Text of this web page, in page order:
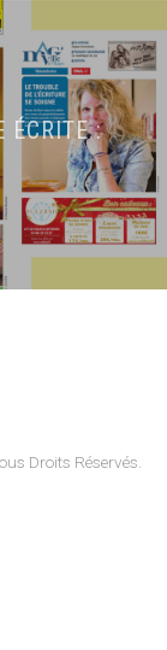
ÉCRITE :
Droits Réservés.